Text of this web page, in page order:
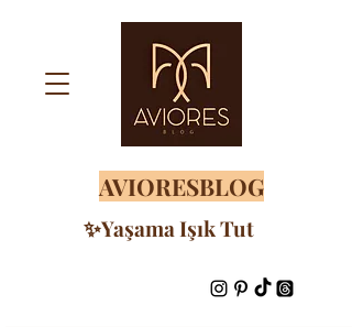
AVIORESBLOG
✨Yaşama Işık Tut